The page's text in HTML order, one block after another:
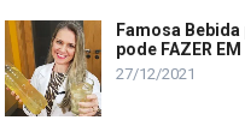
Famosa Bebida
pode FAZER EM
27/12/2021